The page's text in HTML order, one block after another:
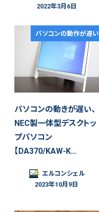
2022年3月6日
パソコンの動作が遅い
パソコンの動きが遅い、
NEC製一体型デスクトッ
プパソコン
【DA370/KAW-K…
エルコンシェル
2023年10月9日